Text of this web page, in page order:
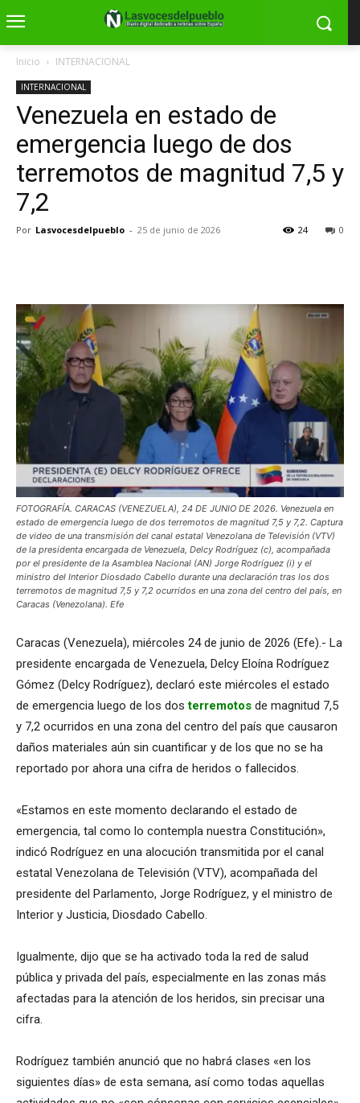
Inicio INTERNACIONAL
INTERNACIONAL
Venezuela en estado de
emergencia luego de dos
terremotos de magnitud 7,5 y
7,2
Por Lasvocesdelpueblo - 25 de junio de 2026 0
24
FOTOGRAFÍA. CARACAS (VENEZUELA), 24 DE JUNIO DE 2026. Venezuela en
estado de emergencia luego de dos terremotos de magnitud 7,5 y 7,2. Captura
de video de una transmisión del canal estatal Venezolana de Televisión (VTV)
de la presidenta encargada de Venezuela, Delcy Rodríguez (c), acompañada
por el presidente de la Asamblea Nacional (AN) Jorge Rodríguez (i) y el
ministro del Interior Diosdado Cabello durante una declaración tras los dos
terremotos de magnitud 7,5 y 7,2 ocurridos en una zona del centro del país, en
Caracas (Venezolana). Efe
Caracas (Venezuela), miércoles 24 de junio de 2026 (Efe).- La
presidente encargada de Venezuela, Delcy Eloína Rodríguez
Gómez (Delcy Rodríguez), declaró este miércoles el estado
de emergencia luego de los dosterremotos de magnitud 7,5
y 7,2 ocurridos en una zona del centro del país que causaron
daños materiales aún sin cuantificar y de los que no se ha
reportado por ahora una cifra de heridos o fallecidos.
«Estamos en este momento declarando el estado de
emergencia, tal como lo contempla nuestra Constitución»,
indicó Rodríguez en una alocución transmitida por el canal
estatal Venezolana de Televisión (VTV), acompañada del
presidente del Parlamento, Jorge Rodríguez, y el ministro de
Interior y Justicia, Diosdado Cabello.
Igualmente, dijo que se ha activado toda la red de salud
pública y privada del país, especialmente en las zonas más
afectadas para la atención de los heridos, sin precisar una
cifra.
Rodríguez también anunció que no habrá clases «en los
siguientes días» de esta semana, así como todas aquellas